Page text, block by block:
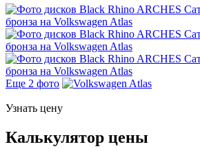
Еще 2 фото
Узнать цену
Калькулятор цены